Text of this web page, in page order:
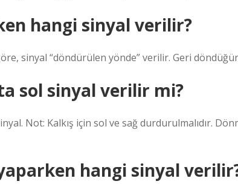
hangi sinyal verilir?
sinyal “döndürülen yönde” verilir. Geri
sol sinyal verilir mi?
Not: Kalkış için sol ve sağ durdurulmalıdır.
hangi sinyal